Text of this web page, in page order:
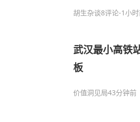
胡生杂谈8评论-1小
武汉最小高铁
板
价值洞见局43分钟前